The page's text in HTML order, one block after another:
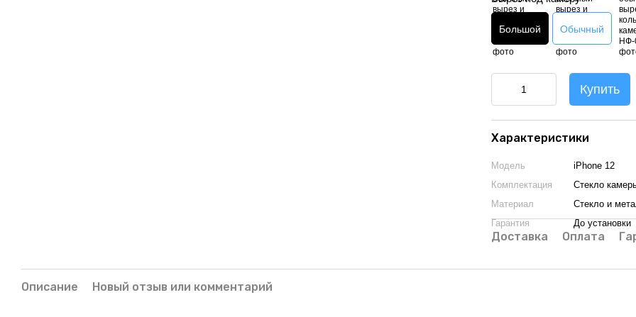
Большой Обычный
Купить
Характеристики
Модель
iPhone 12
Комплектация
Стекло
Материал
Стекло и
Гарантия
До установки
Доставка Оплата
Описание Новый отзыв или комментарий